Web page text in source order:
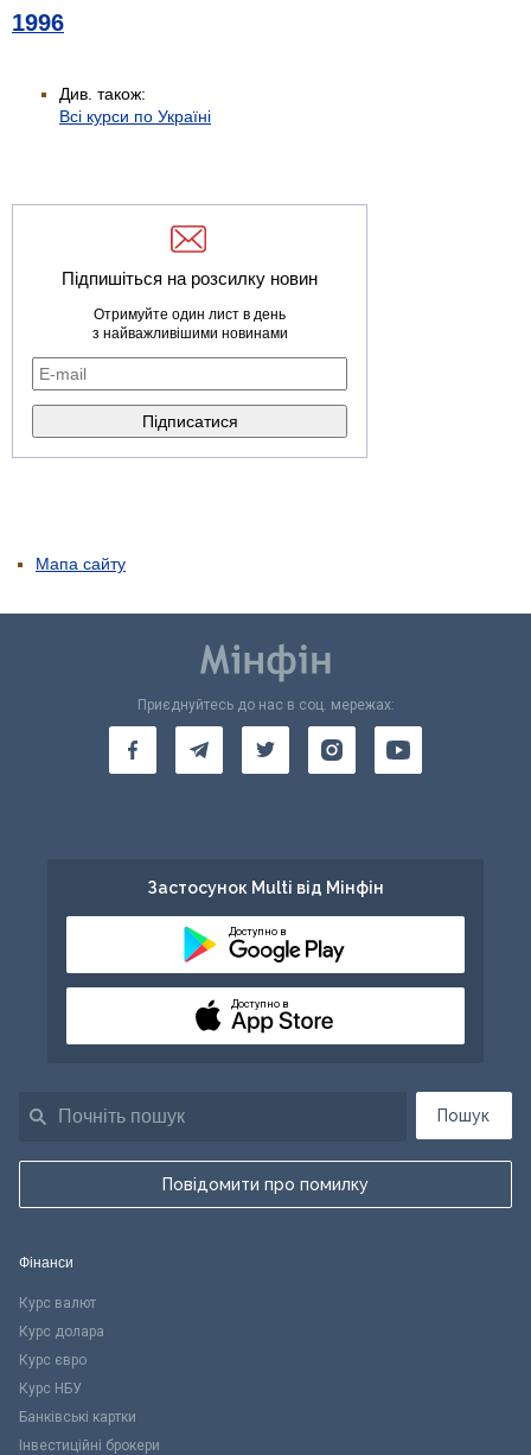
1996
Див. також:
Всі курси по Україні
Підпишіться на розсилку новин
Отримуйте один лист в день
з найважливішими новинами
Мапа сайту
Пошук
Повідомити про помилку
Приєднуйтесь до нас в соц. мережах:
Застосунок Multi від Мінфін
Доступно в
Доступно в
Фінанси
Курс валют
Курс долара
Курс євро
Курс НБУ
Банківські картки
Інвестиційні брокери